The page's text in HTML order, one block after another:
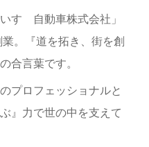
すゞ自動車株式会社」
。『道を拓き、街を創
合言葉です。
プロフェッショナルと
』力で世の中を支えて